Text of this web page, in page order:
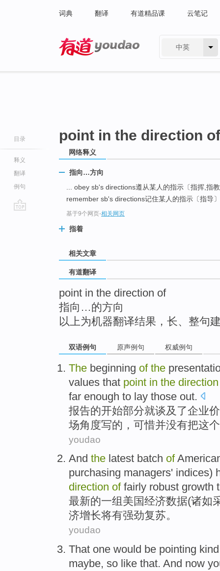
词典 翻译 有道精品课 云笔记
中英
目录
释义
翻译
例句
point in the direction of
网络释义
指向…方向
... obey sb's directions遵从某人的指示〔指挥,指
remember sb's directions记住某人的指示〔指导
基于9个网页-相关网页
指着
相关文章
有道翻译
point in the direction of
指向…的方向
以上为机器翻译结果，长、整句
双语例句 原声例句 权威例句
The beginning of the
values that point in the
far enough to lay those out.
报告的开始部分就谈及 了企业
场角度写的， 可惜并没有把这个
youdao
And the latest batch of
purchasing managers' indices)
direction of fairly robust growth
最新的一组 美国经济数据(诸如
济增长将有强劲复苏。
youdao
That one would be pointing
maybe, so like that. And now